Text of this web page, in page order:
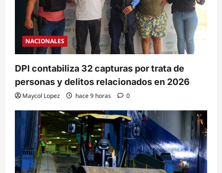
NACIONALES
DPI contabiliza 32 capturas por trata de
personas y delitos relacionados en 2026
Maycol Lopez hace 9 horas 0